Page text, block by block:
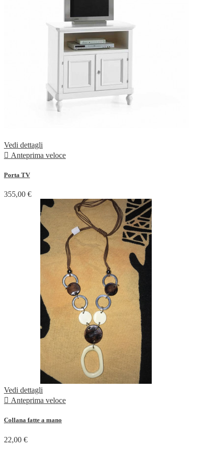
Vedi dettagli
 Anteprima veloce
Porta TV
355,00 €
Vedi dettagli
 Anteprima veloce
Collana fatte a mano
22,00 €